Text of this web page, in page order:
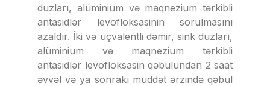
duzları, alüminium və maqnezium tərkibli
antasidlər levofloksasinin sorulmasını
azaldır. İki və üçvalentli dəmir, sink duzları,
alüminium və maqnezium tərkibli
antasidlər levofloksasin qəbulundan 2 saat
əvvəl və ya sonrakı müddət ərzində qəbul